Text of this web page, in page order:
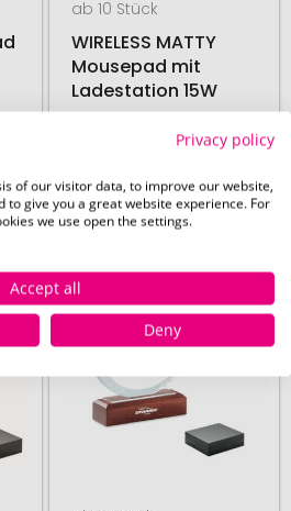
ab 10 Stück
WIRELESS MATTY
Mousepad mit
Ladestation 15W
ab10,94 €
18. August
Privacy policy
of our visitor data, to improve our website,
to give you a great website experience. For
we use open the settings.
Accept all
Deny